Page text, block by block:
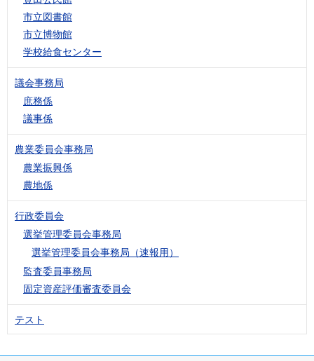
市立図書館
市立博物館
学校給食センター
議会事務局
庶務係
議事係
農業委員会事務局
農業振興係
農地係
行政委員会
選挙管理委員会事務局
選挙管理委員会事務局（速報用）
監査委員事務局
固定資産評価審査委員会
テスト